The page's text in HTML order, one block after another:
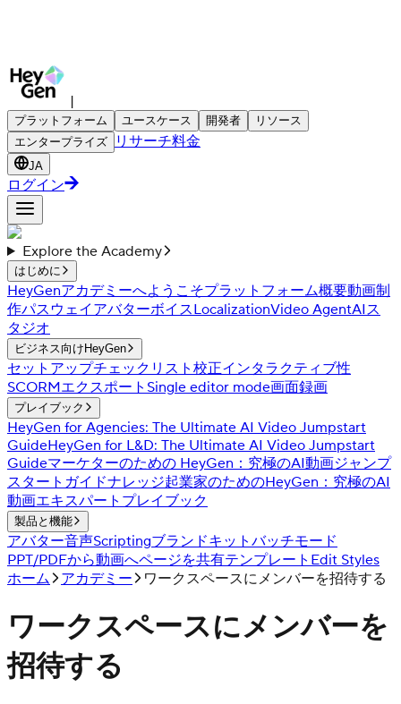
|
プラットフォーム ユースケース 開発者
リソース
エンタープライズ
リサーチ料金
JA
ログイン
Explore the Academy
はじめに
HeyGenアカデミーへようこそプラットフォーム概要動画制
作パスウェイ アバターボイスLocalizationVideo AgentAIス
タジオ
ビジネス向けHeyGen
セットアップチェックリスト 校正インタラクティブ性
SCORMエクスポート Single editor mode画面録画
プレイブック
HeyGen for Agencies: The Ultimate AI Video Jumpstart
GuideHeyGen for L&D: The Ultimate AI Video Jumpstart
Guideマーケターのための HeyGen：究極のAI動画ジャンプ
スタートガイドナレッジ起業家のためのHeyGen：究極のAI
動画エキスパートプレイブック
製品と機能
アバター音声Scriptingブランドキット バッチモード
PPT/PDFから動画へページを共有テンプレート Edit Styles
ホーム
アカデミー ワークスペースにメンバーを招待する
ワークスペースにメンバーを
招待する